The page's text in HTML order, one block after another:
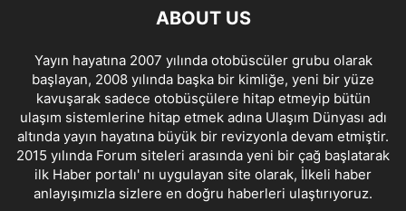
ABOUT US
Yayın hayatına 2007 yılında otobüscüler grubu olarak
başlayan, 2008 yılında başka bir kimliğe, yeni bir yüze
kavuşarak sadece otobüsçülere hitap etmeyip bütün
ulaşım sistemlerine hitap etmek adına Ulaşım Dünyası adı
altında yayın hayatına büyük bir revizyonla devam etmiştir.
2015 yılında Forum siteleri arasında yeni bir çağ başlatarak
ilk Haber portalı' nı uygulayan site olarak, İlkeli haber
anlayışımızla sizlere en doğru haberleri ulaştırıyoruz.